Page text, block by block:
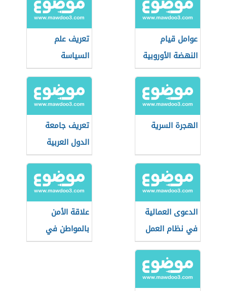
عوامل قيام
النهضة الأوروبية
تعريف علم
السياسة
الهجرة السرية
تعريف جامعة
الدول العربية
الدعوى العمالية
في نظام العمل
السعودي
علاقة الأمن
بالمواطن في
بعدها الاجتماعي